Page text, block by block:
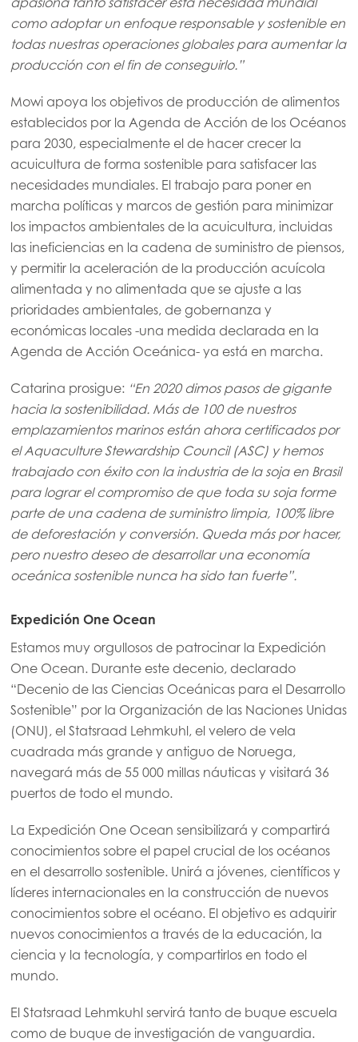
Mowi Korea
Mowi Taiwan
Europe
Mowi Belgium (FR)
Mowi Belgium (NL)
Mowi Czechia (CZ)
Mowi Czechia (EN)
Mowi Faroe Islands
Mowi Germany
Mowi Netherlands
Mowi Norway
Mowi Poland
Mowi Scotland
Mowi Turkey
Americas
Mowi Canada East
Mowi Canada West
Mowi USA
Continúe en
como adoptar un enfoque responsable y sostenible en
todas nuestras operaciones globales para aumentar la
producción con el fin de conseguirlo.”
Mowi apoya los objetivos de producción de alimentos
establecidos por la Agenda de Acción de los Océanos
para 2030, especialmente el de hacer crecer la
acuicultura de forma sostenible para satisfacer las
necesidades mundiales. El trabajo para poner en
marcha políticas y marcos de gestión para minimizar
los impactos ambientales de la acuicultura, incluidas
las ineficiencias en la cadena de suministro de piensos,
y permitir la aceleración de la producción acuícola
alimentada y no alimentada que se ajuste a las
prioridades ambientales, de gobernanza y
económicas locales -una medida declarada en la
Agenda de Acción Oceánica- ya está en marcha.
Catarina prosigue: “En 2020 dimos pasos de gigante
hacia la sostenibilidad. Más de 100 de nuestros
emplazamientos marinos están ahora certificados por
el Aquaculture Stewardship Council (ASC) y hemos
trabajado con éxito con la industria de la soja en Brasil
para lograr el compromiso de que toda su soja forme
parte de una cadena de suministro limpia, 100% libre
de deforestación y conversión. Queda más por hacer,
pero nuestro deseo de desarrollar una economía
oceánica sostenible nunca ha sido tan fuerte”.
Expedición One Ocean
Estamos muy orgullosos de patrocinar la Expedición
One Ocean. Durante este decenio, declarado
“Decenio de las Ciencias Oceánicas para el Desarrollo
Sostenible” por la Organización de las Naciones Unidas
(ONU), el Statsraad Lehmkuhl, el velero de vela
cuadrada más grande y antiguo de Noruega,
navegará más de 55 000 millas náuticas y visitará 36
puertos de todo el mundo.
La Expedición One Ocean sensibilizará y compartirá
conocimientos sobre el papel crucial de los océanos
en el desarrollo sostenible. Unirá a jóvenes, científicos y
líderes internacionales en la construcción de nuevos
conocimientos sobre el océano. El objetivo es adquirir
nuevos conocimientos a través de la educación, la
ciencia y la tecnología, y compartirlos en todo el
mundo.
El Statsraad Lehmkuhl servirá tanto de buque escuela
como de buque de investigación de vanguardia.